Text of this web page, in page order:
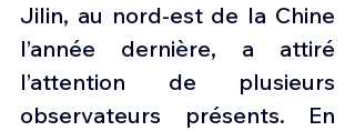
Jilin, au nord-est de la Chine
l’année dernière, a attiré
l’attention de plusieurs
observateurs présents. En